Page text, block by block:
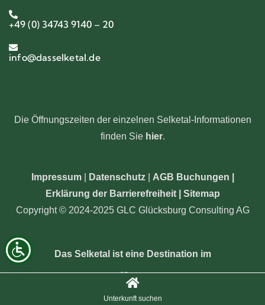
+49 (0) 34743 9140 – 20
info@dasselketal.de
Die Öffnungszeiten der einzelnen Selketal-Informationen
finden Sie hier.
Impressum| Datenschutz| AGB Buchungen
Erklärung der Barrierefreiheit | Sitemap
Copyright © 2024-2025 GLC Glücksburg Consulting AG
Das Selketal ist eine Destination im
Unterkunft suchen